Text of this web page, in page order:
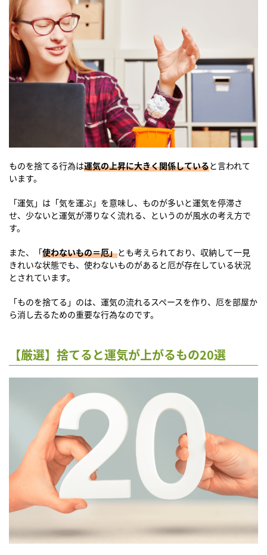
ものを捨てる行為は運気の上昇に大きく関係していると言われて
います。
「運気」は「気を運ぶ」を意味し、ものが多いと運気を停滞さ
せ、少ないと運気が滞りなく流れる、というのが風水の考え方で
す。
また、「使わないもの＝厄」とも考えられており、収納して一見
きれいな状態でも、使わないものがあると厄が存在している状況
とされています。
「ものを捨てる」のは、運気の流れるスペースを作り、厄を部屋か
ら消し去るための重要な行為なのです。
【厳選】捨てると運気が上がるもの20選